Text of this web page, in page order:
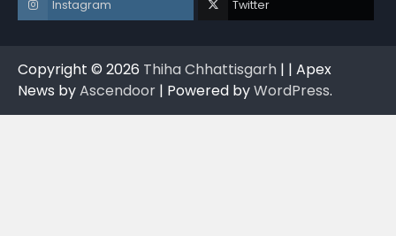
Instagram Twitter
Copyright © 2026 Thiha Chhattisgarh | | Apex
News byAscendoor | Powered byWordPress.